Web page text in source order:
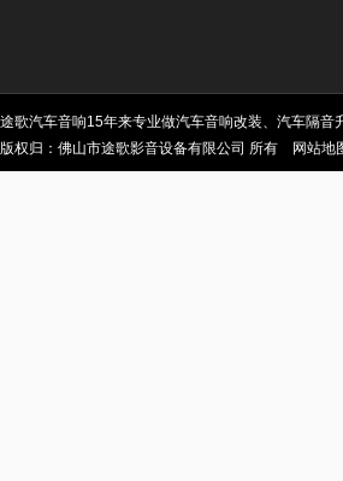
途歌汽车音响15年来专业做汽车音响改装、汽车隔
版权归：佛山市途歌影音设备有限公司 所有
网站地